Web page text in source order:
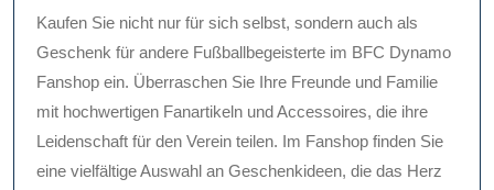
Kaufen Sie nicht nur für sich selbst, sondern auch als
Geschenk für andere Fußballbegeisterte im BFC Dynamo
Fanshop ein. Überraschen Sie Ihre Freunde und Familie
mit hochwertigen Fanartikeln und Accessoires, die ihre
Leidenschaft für den Verein teilen. Im Fanshop finden Sie
eine vielfältige Auswahl an Geschenkideen, die das Herz